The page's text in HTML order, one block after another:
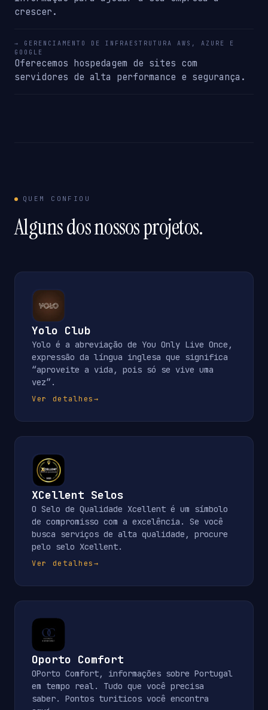
crescer.
→ GERENCIAMENTO DE INFRAESTRUTURA AWS, AZURE E
GOOGLE
Oferecemos hospedagem de sites com
servidores de alta performance e segurança.
QUEM CONFIOU
Alguns dos nossos projetos.
Yolo Club
Yolo é a abreviação de You Only Live Once,
expressão da língua inglesa que significa
“aproveite a vida, pois só se vive uma
vez”.
Ver detalhes→
XCellent Selos
O Selo de Qualidade Xcellent é um símbolo
de compromisso com a excelência. Se você
busca serviços de alta qualidade, procure
pelo selo Xcellent.
Ver detalhes→
Oporto Comfort
OPorto Comfort, informações sobre Portugal
em tempo real. Tudo que você precisa
saber. Pontos turiticos você encontra